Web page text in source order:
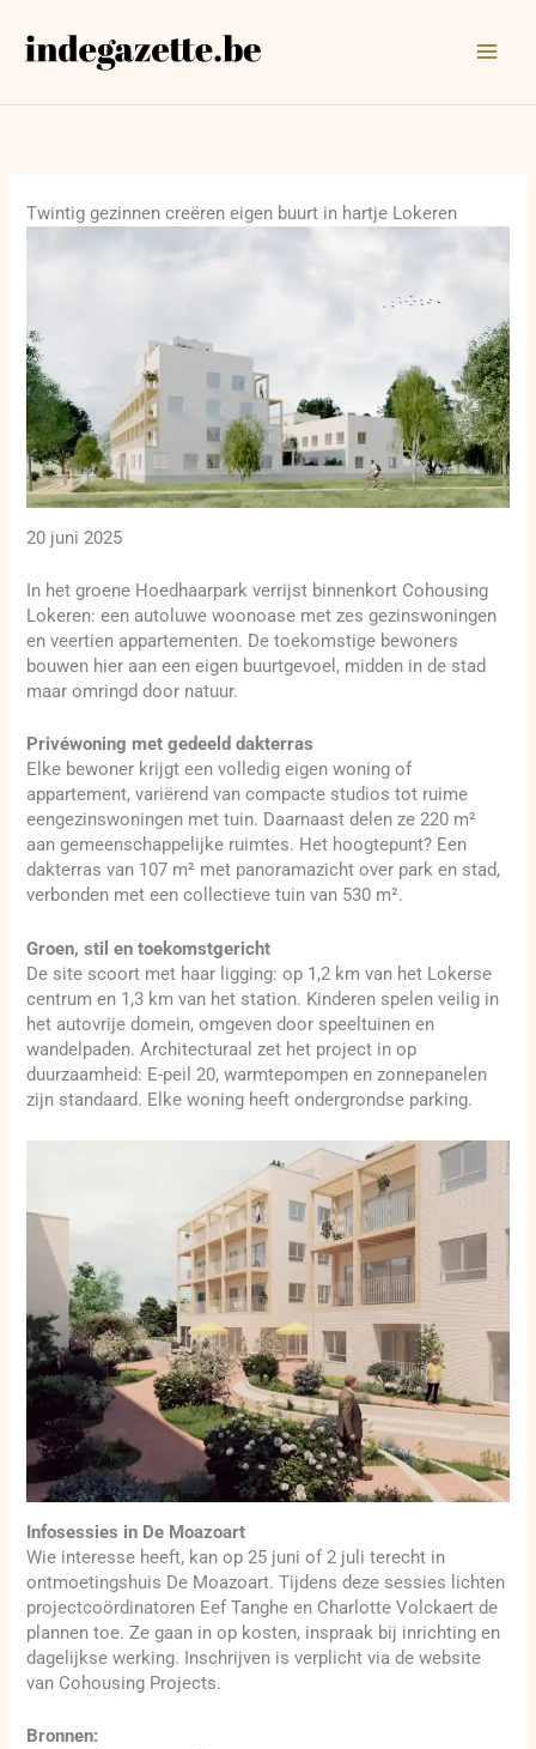
naar
Twintig gezinnen creëren eigen buurt in hartje Lokeren
20 juni 2025
In het groene Hoedhaarpark verrijst binnenkort Cohousing
Lokeren: een autoluwe woonoase met zes gezinswoningen
en veertien appartementen. De toekomstige bewoners
bouwen hier aan een eigen buurtgevoel, midden in de stad
maar omringd door natuur.
Privéwoning met gedeeld dakterras
Elke bewoner krijgt een volledig eigen woning of
appartement, variërend van compacte studios tot ruime
eengezinswoningen met tuin. Daarnaast delen ze 220 m²
aan gemeenschappelijke ruimtes. Het hoogtepunt? Een
dakterras van 107 m² met panoramazicht over park en stad,
verbonden met een collectieve tuin van 530 m².
Groen, stil en toekomstgericht
De site scoort met haar ligging: op 1,2 km van het Lokerse
centrum en 1,3 km van het station. Kinderen spelen veilig in
het autovrije domein, omgeven door speeltuinen en
wandelpaden. Architecturaal zet het project in op
duurzaamheid: E-peil 20, warmtepompen en zonnepanelen
zijn standaard. Elke woning heeft ondergrondse parking.
Infosessies in De Moazoart
Wie interesse heeft, kan op 25 juni of 2 juli terecht in
ontmoetingshuis De Moazoart. Tijdens deze sessies lichten
projectcoördinatoren Eef Tanghe en Charlotte Volckaert de
plannen toe. Ze gaan in op kosten, inspraak bij inrichting en
dagelijkse werking. Inschrijven is verplicht via de website
van Cohousing Projects.
Bronnen: